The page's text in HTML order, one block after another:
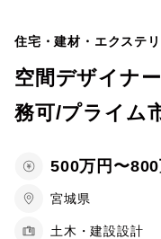
住宅・建材・エクステ
空間デザイナ
務可/プライム
500万円〜800
宮城県
土木・建設設計